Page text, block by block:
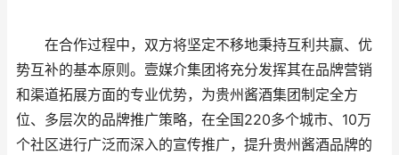
在合作过程中，双方将坚定不移地秉持互利共赢、优
势互补的基本原则。壹媒介集团将充分发挥其在品牌营销
和渠道拓展方面的专业优势，为贵州酱酒集团制定全方
位、多层次的品牌推广策略，在全国220多个城市、10万
个社区进行广泛而深入的宣传推广，提升贵州酱酒品牌的